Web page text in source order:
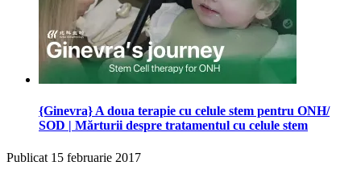
{Ginevra} A doua terapie cu celule stem pentru ONH/
SOD | Mărturii despre tratamentul cu celule stem
Publicat 15 februarie 2017